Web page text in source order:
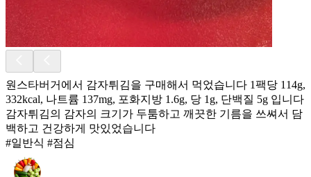
원스타버거에서 감자튀김을 구매해서 먹었습니다 1팩당 114g,
332kcal, 나트륨 137mg, 포화지방 1.6g, 당 1g, 단백질 5g 입니다
감자튀김의 감자의 크기가 두툼하고 깨끗한 기름을 쓰쎠서 담
백하고 건강하게 맛있었습니다
#일반식 #점심